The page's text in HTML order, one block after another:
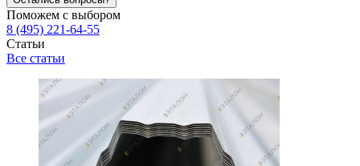
Поможем с выбором
8 (495) 221-64-55
Статьи
Все статьи